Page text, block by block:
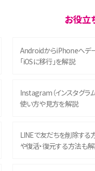
お役立
AndroidからiPhoneへデ
「iOSに移行」を解説
Instagram（インスタグラ
使い方や見方を解説
LINEで友だちを削除する
や復活・復元する方法も